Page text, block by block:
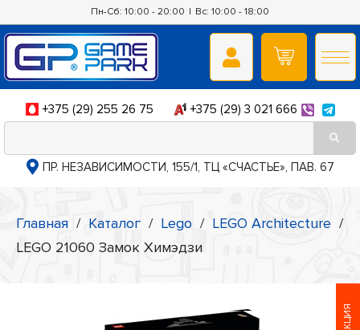
Пн-Сб: 10:00 - 20:00 | Вс: 10:00 - 18:00
+375 (29) 255 26 75 +375 (29) 3 021 666
ПР. НЕЗАВИСИМОСТИ, 155/1, ТЦ «СЧАСТЬЕ», ПАВ. 67
Главная / Каталог / Lego / LEGO Architecture /
LEGO 21060 Замок Химэдзи
АКЦИЯ